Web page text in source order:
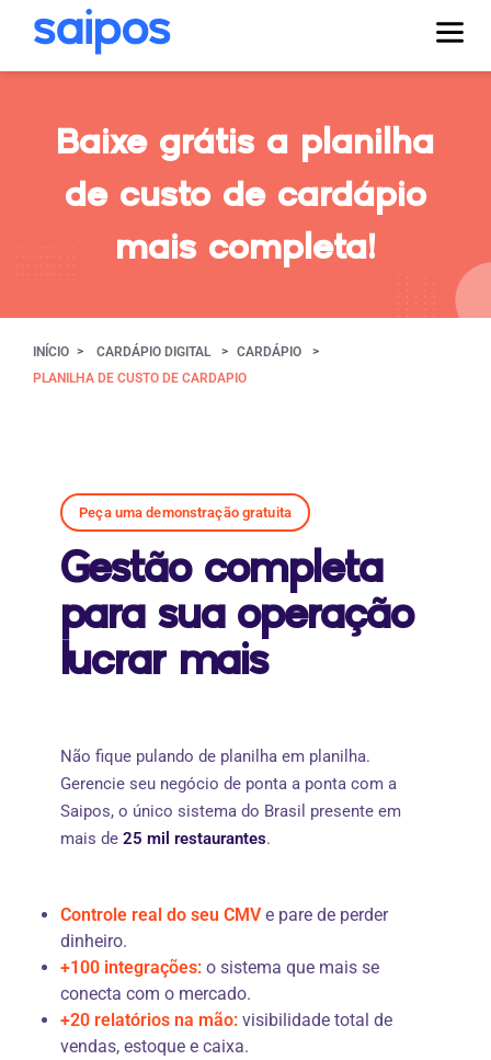
Baixe grátis a planilha
de custo de cardápio
mais completa!
INÍCIO CARDÁPIO DIGITAL
CARDÁPIO
PLANILHA DE CUSTO DE CARDAPIO
Peça uma demonstração gratuita
Gestão completa
para sua operação
lucrar mais
Não fique pulando de planilha em planilha.
Gerencie seu negócio de ponta a ponta com a
Saipos, o único sistema do Brasil presente em
mais de 25 mil restaurantes.
Controle real do seu CMVe pare de perder
dinheiro.
+100 integrações:o sistema que mais se
conecta com o mercado.
+20 relatórios na mão:visibilidade total de
vendas, estoque e caixa.